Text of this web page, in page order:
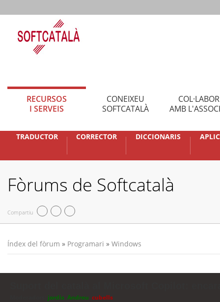
RECURSOS
I SERVEIS
CONEIXEU
SOFTCATALÀ
AMB
TRADUCTOR CORRECTOR DICCIONARIS
Fòrums de Softcatalà
Compartiu
Índex del fòrum » Programari » Windows
jordis Andreu cubells